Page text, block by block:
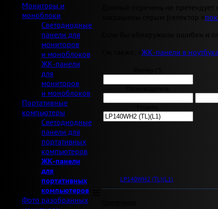
Мониторы и
моноблоки
Светодиодные
панели для
мониторов
и моноблоков
ЖК-панели
для
мониторов
и моноблоков
Портативные
компьютеры
Светодиодные
панели для
портативных
компьютеров
ЖК-панели
для
портативных
компьютеров
Фото разобранных
Данный перечень не
Если Вы обнаружили ошибки и
ЖК-панели в
LP140WH2 (TL)(L1)